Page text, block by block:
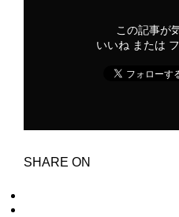
この記事が
いいね または
SHARE ON